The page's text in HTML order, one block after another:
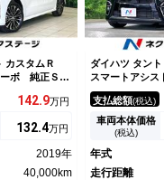
カスタムＲ
ボ 純正ＳＤ
ライドドア
突被害軽減シ
クルーズ ド
コーナーセン
ンチアルミ
142.9万円
132.4万円
2019年
40,000km
ダイハツ タン
スマートアシ
ライドドア シ
バックカメラ
トップ スマー
納ミラー ＥＴ
Ｄヘッドライ
サー
支払総額(税込)
車両本体価格
(税込)
年式
走行距離